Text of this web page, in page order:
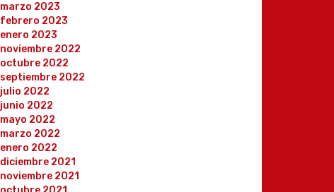
marzo 2023
febrero 2023
enero 2023
noviembre 2022
octubre 2022
septiembre 2022
julio 2022
junio 2022
mayo 2022
marzo 2022
enero 2022
diciembre 2021
noviembre 2021